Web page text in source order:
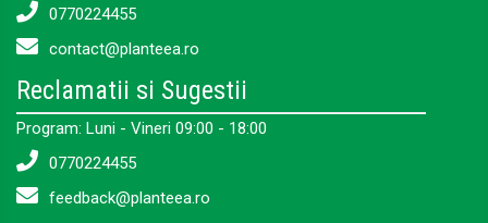
0770224455
contact@planteea.ro
Reclamatii si Sugestii
Program: Luni - Vineri 09:00 - 18:00
0770224455
feedback@planteea.ro